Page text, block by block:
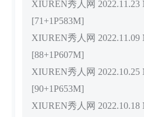
XIUREN秀人网 2022.11.23
[71+1P583M]
XIUREN秀人网 2022.11.09
[88+1P607M]
XIUREN秀人网 2022.10.25
[90+1P653M]
XIUREN秀人网 2022.10.18